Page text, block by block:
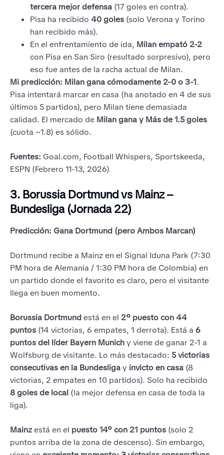
tercera mejor defensa (17 goles en contra).
Pisa ha recibido 40 goles (solo Verona y Torino
han recibido más).
En el enfrentamiento de ida, Milan empató 2-2
con Pisa en San Siro (resultado sorpresivo), pero
eso fue antes de la racha actual de Milan.
Mi predicción: Milan gana cómodamente 2-0 o 3-1.
Pisa intentará marcar en casa (ha anotado en 4 de sus
últimos 5 partidos), pero Milan tiene demasiada
calidad. El mercado de Milan gana y Más de 1.5 goles
(cuota ~1.8) es sólido.
Fuentes: Goal.com, Football Whispers, Sportskeeda,
ESPN (Febrero 11-13, 2026)
3. Borussia Dortmund vs Mainz –
Bundesliga (Jornada 22)
Predicción: Gana Dortmund (pero Ambos Marcan)
Dortmund recibe a Mainz en el Signal Iduna Park (7:30
PM hora de Alemania / 1:30 PM hora de Colombia) en
un partido donde el favorito es claro, pero el visitante
llega en buen momento.
Borussia Dortmundestá en el 2º puesto con 44
puntos (14 victorias, 6 empates, 1 derrota). Está a 6
puntos del líder Bayern Munichy viene de ganar 2-1 a
Wolfsburg de visitante. Lo más destacado: 5 victorias
consecutivas en la Bundesligay invicto en casa (8
victorias, 2 empates en 10 partidos). Solo ha recibido
8 goles de local (la mejor defensa en casa de toda la
liga).
Mainzestá en el puesto 14º con 21 puntos (solo 2
puntos arriba de la zona de descenso). Sin embargo,